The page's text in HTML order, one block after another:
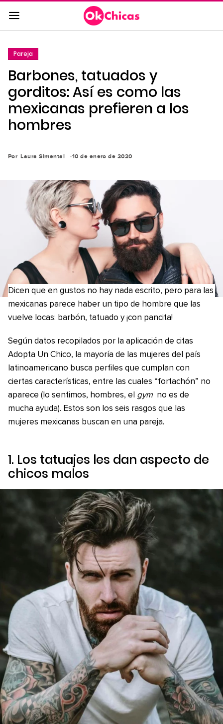
Saltar
al
contenido
a
la
navegación
principal
Pareja
Barbones, tatuados y
gorditos: Así es como las
mexicanas prefieren a los
hombres
Por Laura Simental 10 de enero de 2020
Dicen que en gustos no hay nada escrito, pero para las
mexicanas parece haber un tipo de hombre que las
vuelve locas: barbón, tatuado y ¡con pancita!
Según datos recopilados por la aplicación de citas
Adopta Un Chico, la mayoría de las mujeres del país
latinoamericano busca perfiles que cumplan con
ciertas características, entre las cuales “fortachón” no
aparece (lo sentimos, hombres, el gym no es de
mucha ayuda). Estos son los seis rasgos que las
mujeres mexicanas buscan en una pareja.
1. Los tatuajes les dan aspecto de
chicos malos